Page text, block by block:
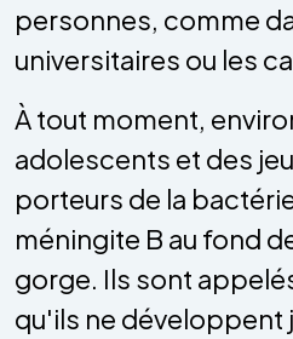
personnes, comme
universitaires ou les
À tout moment,
adolescents et des
porteurs de la
méningite B au fond
gorge. Ils sont
qu'ils ne développent